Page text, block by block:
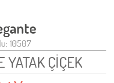
10507
YATAK ÇİÇEK